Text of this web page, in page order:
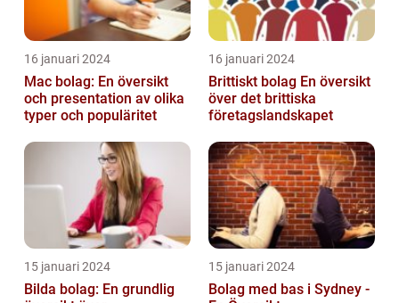
16 januari 2024
Mac bolag: En översikt
och presentation av olika
typer och populäritet
16 januari 2024
Brittiskt bolag En översikt
över det brittiska
företagslandskapet
15 januari 2024
Bilda bolag: En grundlig
15 januari 2024
Bolag med bas i Sydney -